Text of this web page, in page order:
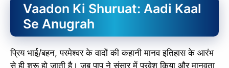
Vaadon Ki Shuruat: Aadi Kaal
Se Anugrah
प्रिय भाई/बहन, परमेश्वर के वादों की कहानी मानव इतिहास के आरंभ
से ही शुरू हो जाती है। जब पाप ने संसार में प्रवेश किया और मानवता